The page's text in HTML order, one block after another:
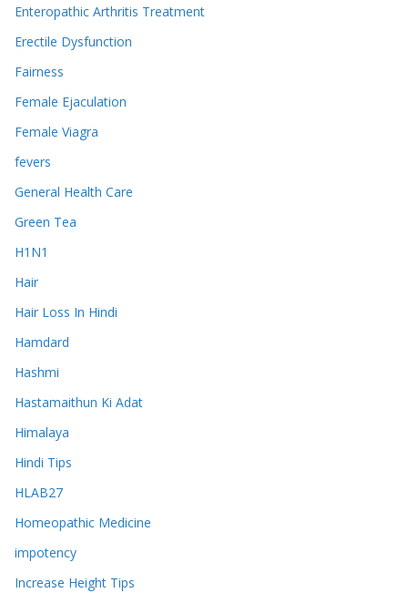
Enteropathic Arthritis Treatment
Erectile Dysfunction
Fairness
Female Ejaculation
Female Viagra
fevers
General Health Care
Green Tea
H1N1
Hair
Hair Loss In Hindi
Hamdard
Hashmi
Hastamaithun Ki Adat
Himalaya
Hindi Tips
HLAB27
Homeopathic Medicine
impotency
Increase Height Tips